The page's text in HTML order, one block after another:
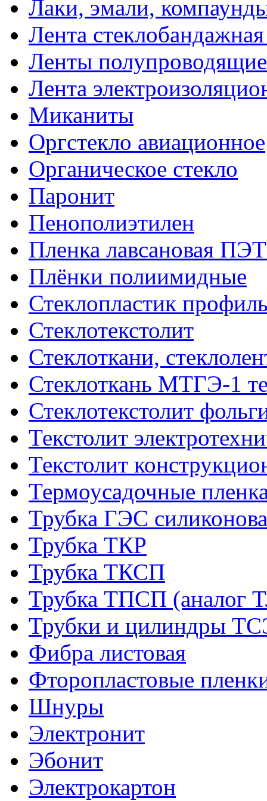
Лаки, эмали,
Лента
Ленты
Лента
Миканиты
Оргстекло авиационное
Органическое стекло
Паронит
Пенополиэтилен
Пленка лавсановая
Плёнки полиимидные
Стеклопластик
Стеклотекстолит
Стеклоткани,
Стеклоткань МТГЭ-1
Стеклотекстолит
Текстолит
Текстолит
Термоусадочные
Трубка ГЭС
Трубка ТКР
Трубка ТКСП
Трубка ТПСП (аналог
Трубки и цилиндры
Фибра листовая
Фторопластовые
Шнуры
Электронит
Эбонит
Электрокартон